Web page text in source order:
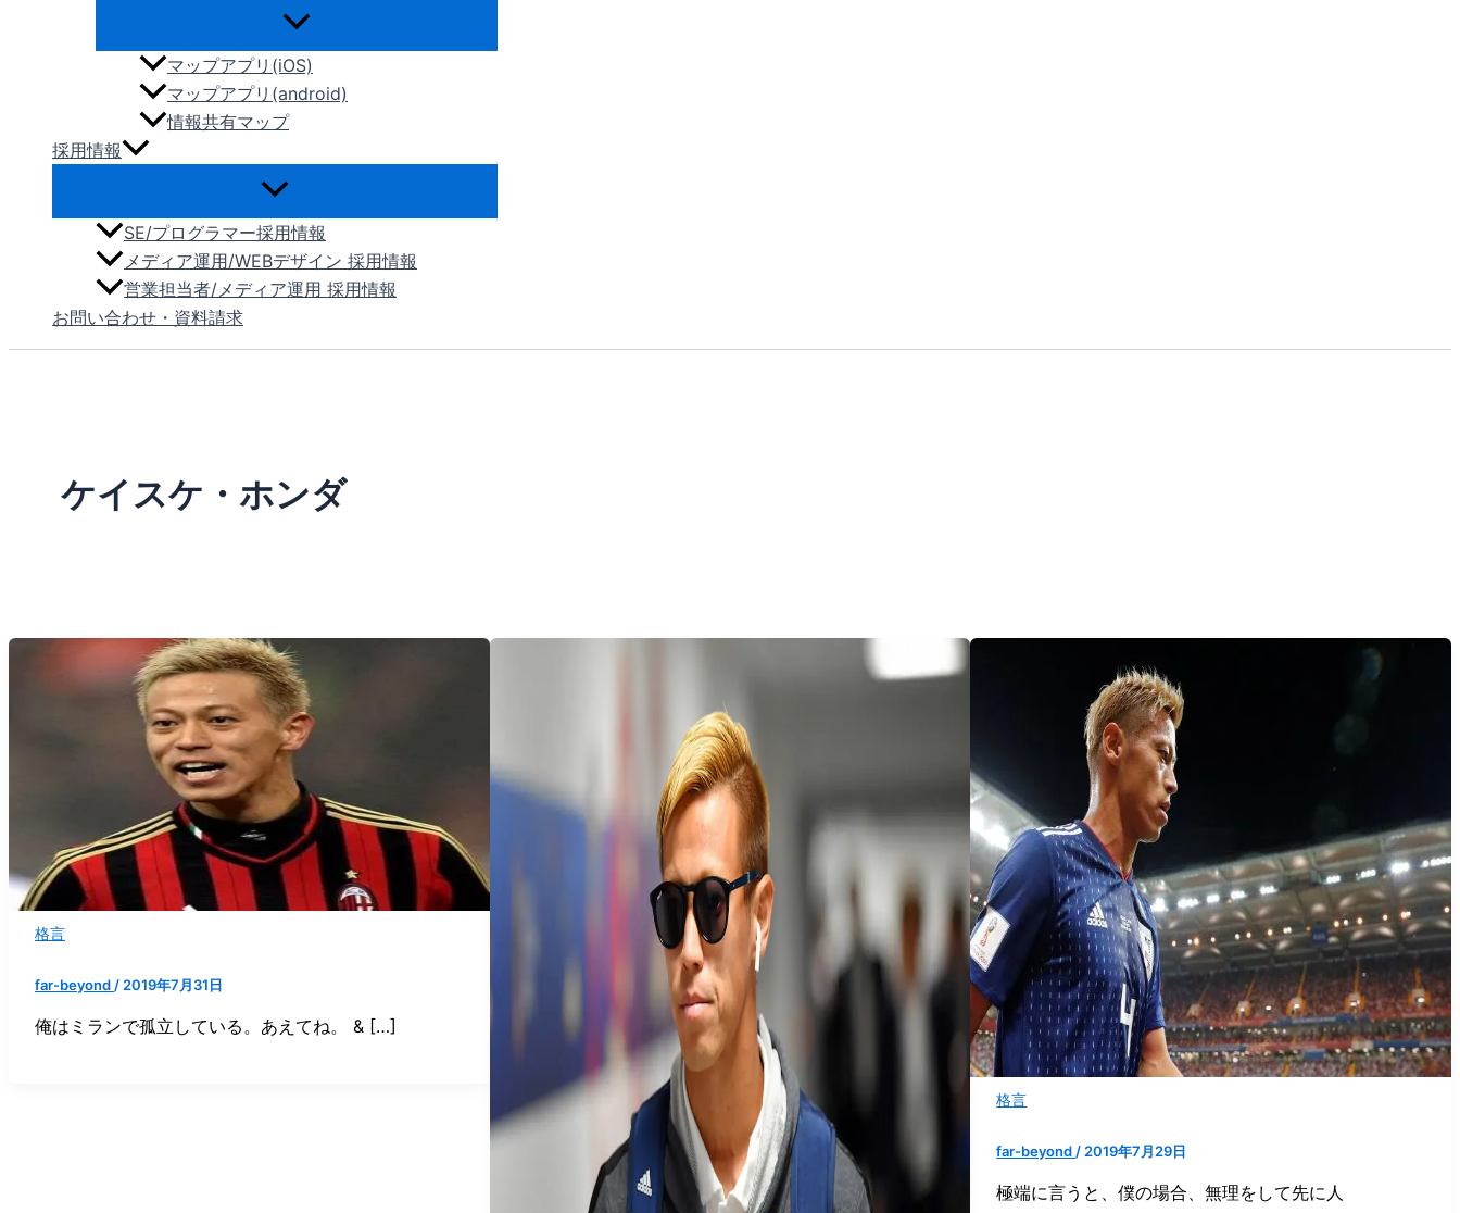
マップアプリ(iOS)
マップアプリ(android)
情報共有マップ
採用情報
SE/プログラマー採用情報
メディア運用/WEBデザイン 採用情報
営業担当者/メディア運用 採用情報
お問い合わせ・資料請求
ケイスケ・ホンダ
格言
far-beyond/2019年7月31日
俺はミランで孤立している。あえてね。 & […]
格言
far-beyond/2019年7月29日
極端に言うと、僕の場合、無理をして先に人